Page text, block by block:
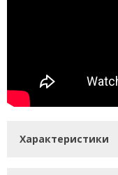
Характеристики